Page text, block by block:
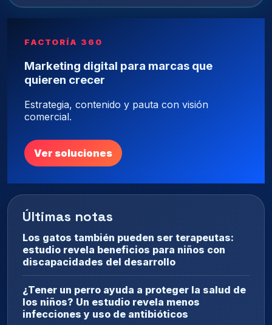
FACTORÍA 360
Marketing digital para marcas que
quieren crecer
Estrategia, contenido y pauta con visión
comercial.
Ver soluciones
Últimas notas
Los gatos también pueden ser terapeutas:
estudio revela beneficios para niños con
discapacidades del desarrollo
¿Tener un perro ayuda a proteger la salud de
los niños? Un estudio revela menos
infecciones y uso de antibióticos